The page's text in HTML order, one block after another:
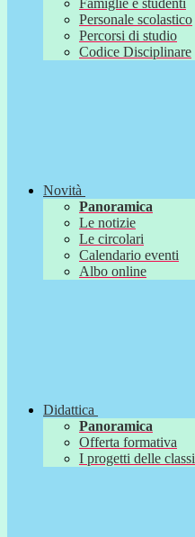
Famiglie e studenti
Personale scolastico
Percorsi di studio
Codice Disciplinare
Novità
Panoramica
Le notizie
Le circolari
Calendario eventi
Albo online
Didattica
Panoramica
Offerta formativa
I progetti delle classi